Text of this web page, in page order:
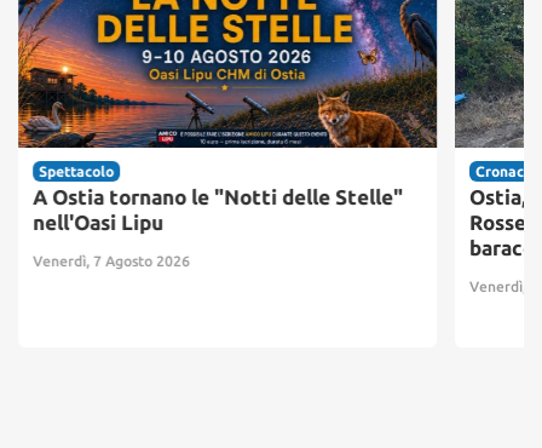
Spettacolo
A Ostia tornano le "Notti delle Stelle"
nell'Oasi Lipu
Venerdì, 7 Agosto 2026
Cronaca
Ostia,
Rosse:
Venerdì, 7